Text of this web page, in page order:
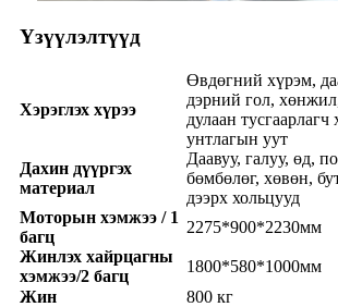
Үзүүлэлтүүд
Хэрэглэх хүрээ
Өвдөгний хүрэм,
дэрний гол,
дулаан тусгаарлагч
унтлагын уут
Дахин дүүргэх
материал
Даавуу, галуу, өд,
бөмбөлөг, хөвөн,
дээрх хольцууд
Моторын хэмжээ / 1
багц
2275*900*2230мм
Жинлэх хайрцагны
хэмжээ/2 багц
1800*580*1000мм
Жин
800 кг